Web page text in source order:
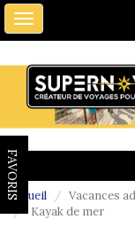
Toggle
navigation
FAVORIS
Accueil Vacances
Kayak de mer